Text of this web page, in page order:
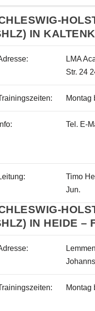
IN
LMA
Str. 24
Montag
Info: Tel. E-
Timo
Jun.
IN HEIDE –
Montag